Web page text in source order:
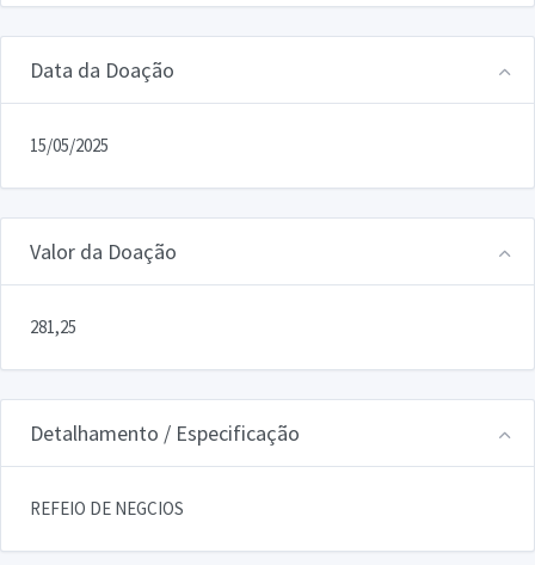
Data da Doação
15/05/2025
Valor da Doação
281,25
Detalhamento / Especificação
REFEIO DE NEGCIOS